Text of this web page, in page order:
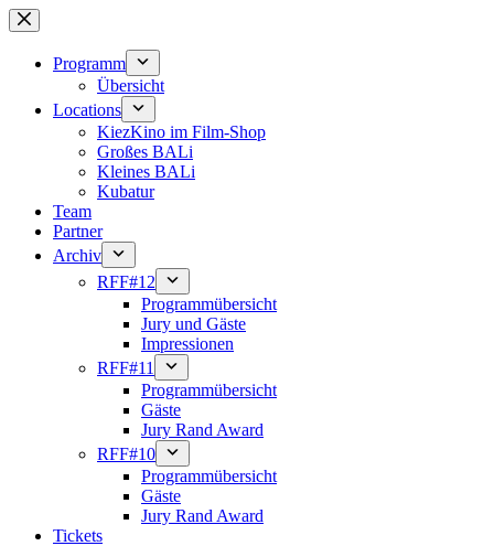
Zum
Inhalt
springenProgramm
Übersicht
Locations
KiezKino im Film-Shop
Großes BALi
Kleines BALi
Kubatur
Team
Partner
Archiv
RFF#12
Programmübersicht
Jury und Gäste
Impressionen
RFF#11
Programmübersicht
Gäste
Jury Rand Award
RFF#10
Programmübersicht
Gäste
Jury Rand Award
Tickets